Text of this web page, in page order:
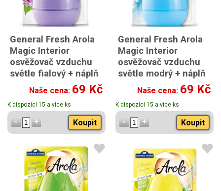
General Fresh Arola
Magic Interior
osvěžovač vzduchu
světle fialový + náplň
Lilac 40ml
Naše cena: 69 Kč
K dispozici 15 a více ks
Koupit
General Fresh Arola
Magic Interior
osvěžovač vzduchu
světle modrý + náplň
Sea 40ml
Naše cena: 69 Kč
K dispozici 15 a více ks
Koupit